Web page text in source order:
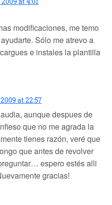
modificaciones, me temo
Sólo me atrevo a
e instales la plantilla
at 22:57
aunque despues de
que no me agrada la
tienes razón, veré que
que antes de revolver
espero estés alli
gracias!